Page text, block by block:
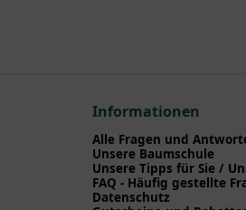
Informationen
Alle Fragen und
Unsere Baumschule
Unsere Tipps für Sie /
FAQ - Häufig gestellte
Datenschutz